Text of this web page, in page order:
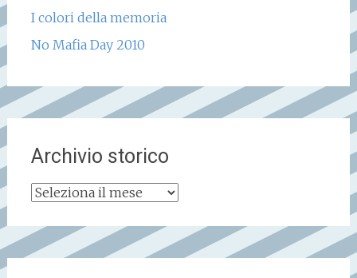
I colori della memoria
No Mafia Day 2010
Archivio storico
Archivio